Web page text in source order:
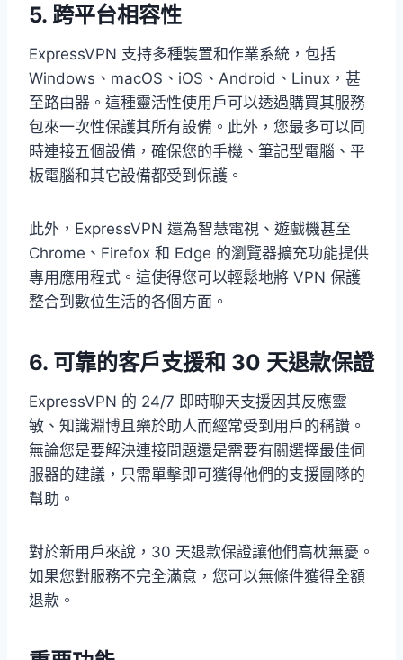
5. 跨平台相容性
ExpressVPN 支持多種裝置和作業系統，包括
Windows、macOS、iOS、Android、Linux，甚
至路由器。這種靈活性使用戶可以透過購買其服務
包來一次性保護其所有設備。此外，您最多可以同
時連接五個設備，確保您的手機、筆記型電腦、平
板電腦和其它設備都受到保護。
此外，ExpressVPN 還為智慧電視、遊戲機甚至
Chrome、Firefox 和 Edge 的瀏覽器擴充功能提供
專用應用程式。這使得您可以輕鬆地將 VPN 保護
整合到數位生活的各個方面。
6. 可靠的客戶支援和 30 天退款保證
ExpressVPN 的 24/7 即時聊天支援因其反應靈
敏、知識淵博且樂於助人而經常受到用戶的稱讚。
無論您是要解決連接問題還是需要有關選擇最佳伺
服器的建議，只需單擊即可獲得他們的支援團隊的
幫助。
對於新用戶來說，30 天退款保證讓他們高枕無憂。
如果您對服務不完全滿意，您可以無條件獲得全額
退款。